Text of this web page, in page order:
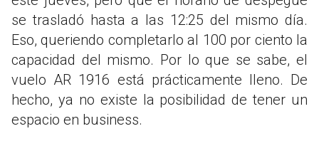
se trasladó hasta a las 12:25 del mismo día.
Eso, queriendo completarlo al 100 por ciento la
capacidad del mismo. Por lo que se sabe, el
vuelo AR 1916 está prácticamente lleno. De
hecho, ya no existe la posibilidad de tener un
espacio en business.